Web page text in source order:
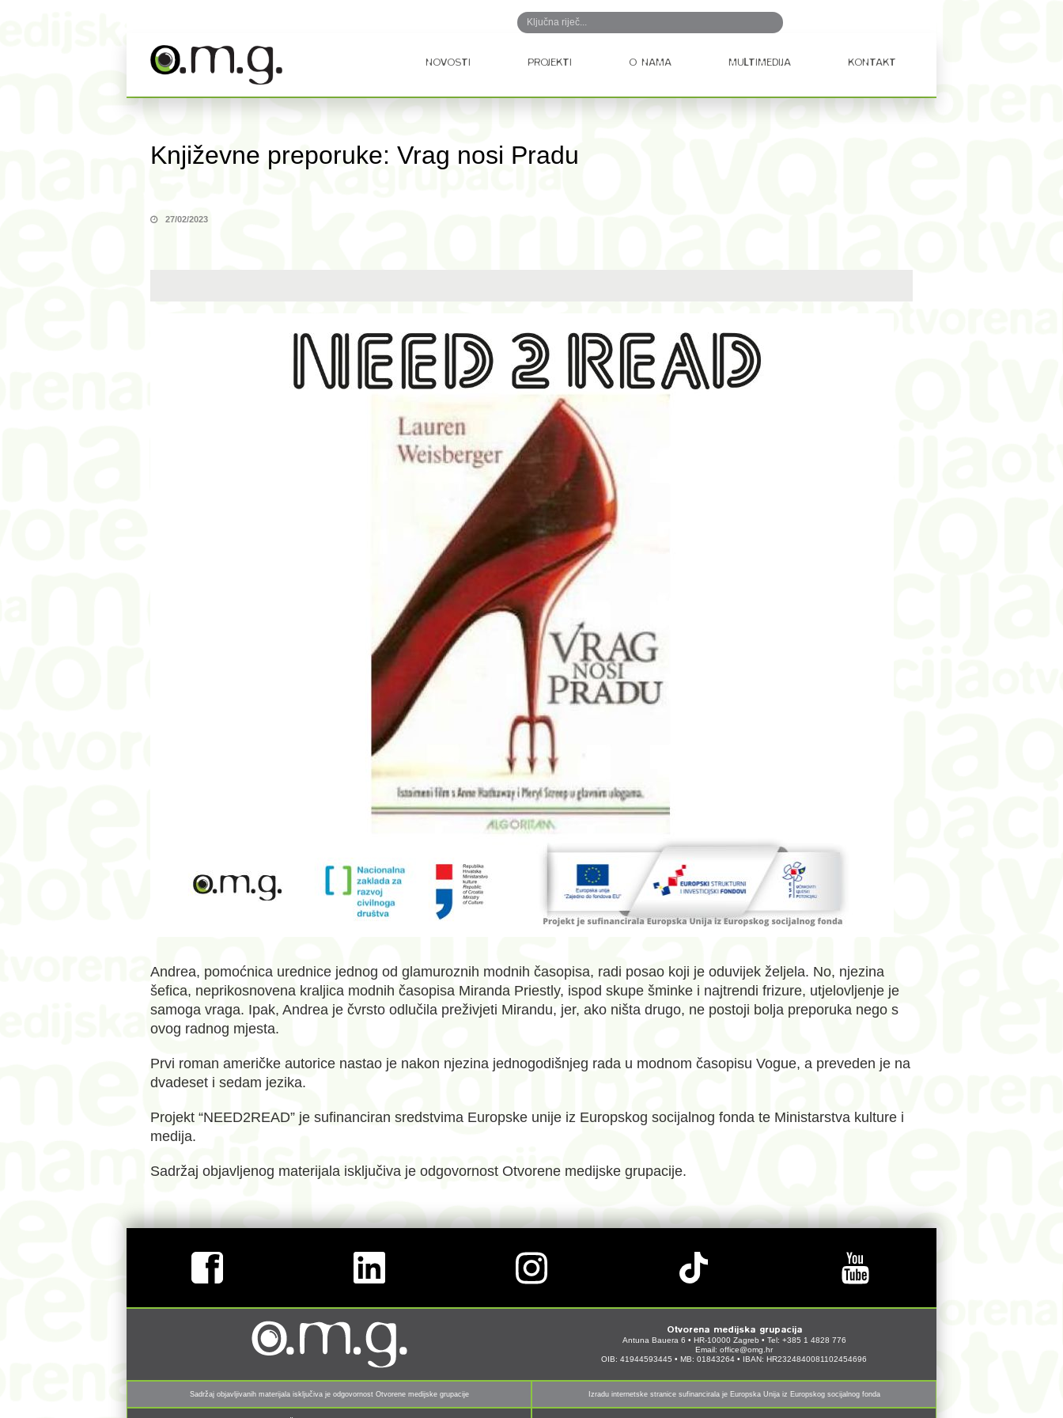
Ključna
NOVOSTI PROJEKTI O NAMA MULTIMEDIJA KONTAKT
Književne preporuke: Vrag nosi Pradu
27/02/2023
Andrea, pomoćnica urednice jednog od glamuroznih modnih časopisa, radi posao koji je oduvijek željela. No, njezina
šefica, neprikosnovena kraljica modnih časopisa Miranda Priestly, ispod skupe šminke i najtrendi frizure, utjelovljenje je
samoga vraga. Ipak, Andrea je čvrsto odlučila preživjeti Mirandu, jer, ako ništa drugo, ne postoji bolja preporuka nego s
ovog radnog mjesta.
Prvi roman američke autorice nastao je nakon njezina jednogodišnjeg rada u modnom časopisu Vogue, a preveden je na
dvadeset i sedam jezika.
Projekt “NEED2READ” je sufinanciran sredstvima Europske unije iz Europskog socijalnog fonda te Ministarstva kulture i
medija.
Sadržaj objavljenog materijala isključiva je odgovornost Otvorene medijske grupacije.
Otvorena medijska grupacija
Antuna Bauera 6 • HR-10000 Zagreb • Tel: +385 1 4828 776
Email: office@omg.hr
OIB: 41944593445 • MB: 01843264 • IBAN: HR2324840081102454696
Sadržaj objavljivanih materijala isključiva je odgovornost Otvorene medijske grupacije Izradu internetske stranice sufinancirala je Europska Unija iz Europskog socijalnog fonda